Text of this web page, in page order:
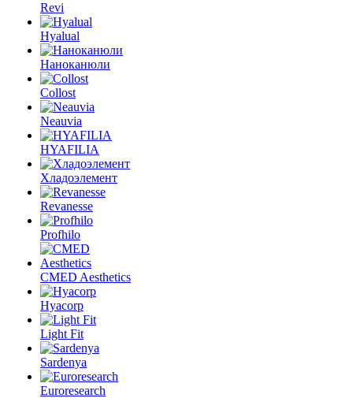
Revi
Hyalual
Наноканюли
Collost
Neauvia
HYAFILIA
Хладоэлемент
Revanesse
Profhilo
CMED Aesthetics
Hyacorp
Light Fit
Sardenya
Euroresearch